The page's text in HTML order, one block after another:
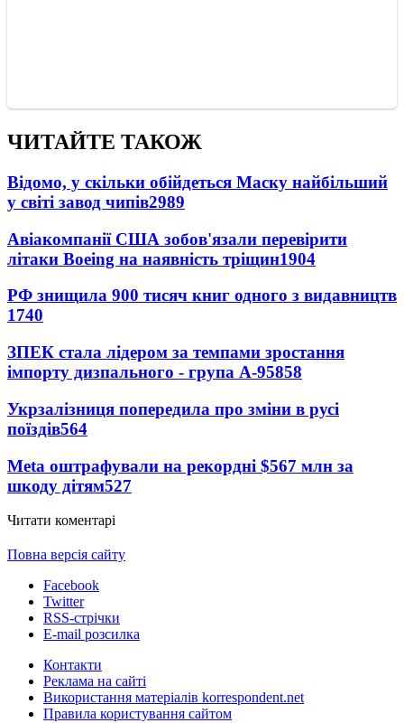
ЧИТАЙТЕ ТАКОЖ
Відомо, у скільки обійдеться Маску найбільший
у світі завод чипів2989
Авіакомпанії США зобов'язали перевірити
літаки Boeing на наявність тріщин1904
РФ знищила 900 тисяч книг одного з видавництв
1740
ЗПЕК стала лідером за темпами зростання
імпорту дизпального - група А-95858
Укрзалізниця попередила про зміни в русі
поїздів564
Meta оштрафували на рекордні $567 млн за
шкоду дітям527
Читати коментарі
Повна версія сайту
Facebook
Twitter
RSS-стрічки
E-mail розсилка
Контакти
Реклама на сайті
Використання матеріалів korrespondent.net
Правила користування сайтом